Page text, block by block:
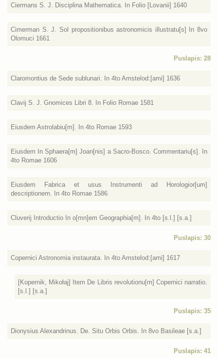
Ciermans S. J. Disciplina Mathematica. In Folio [Lovanii] 1640
Cimerman S. J. Sol propositionibus astronomicis illustratu[s] In 8vo
Olomuci 1661
Puslapis: 28
Claromontius de Sede sublunari. In 4to Amstelod:[ami] 1636
Clavij S. J. Gnomices Libri 8. In Folio Romae 1581
Eiusdem Astrolabiu[m]. In 4to Romae 1593
Eiusdem In Sphaera[m] Joan[nis] a Sacro-Bosco. Commentariu[s]. In
4to Romae 1606
Eiusdem Fabrica et usus Instrumenti ad Horologior[um]
descriptionem. In 4to Romae 1586
Cluverij Introductio In o[mn]em Geographia[m]. In 4to [s.l.] [s.a.]
Puslapis: 30
Copernici Astronomia instaurata. In 4to Amstelod:[ami] 1617
[Kopernik, Mikołaj] Item De Libris revolutionu[m] Copernici narratio.
[s.l.] [s.a.]
Puslapis: 35
Dionysius Alexandrinus. De. Situ Orbis Orbis. In 8vo Basileae [s.a.]
Puslapis: 41